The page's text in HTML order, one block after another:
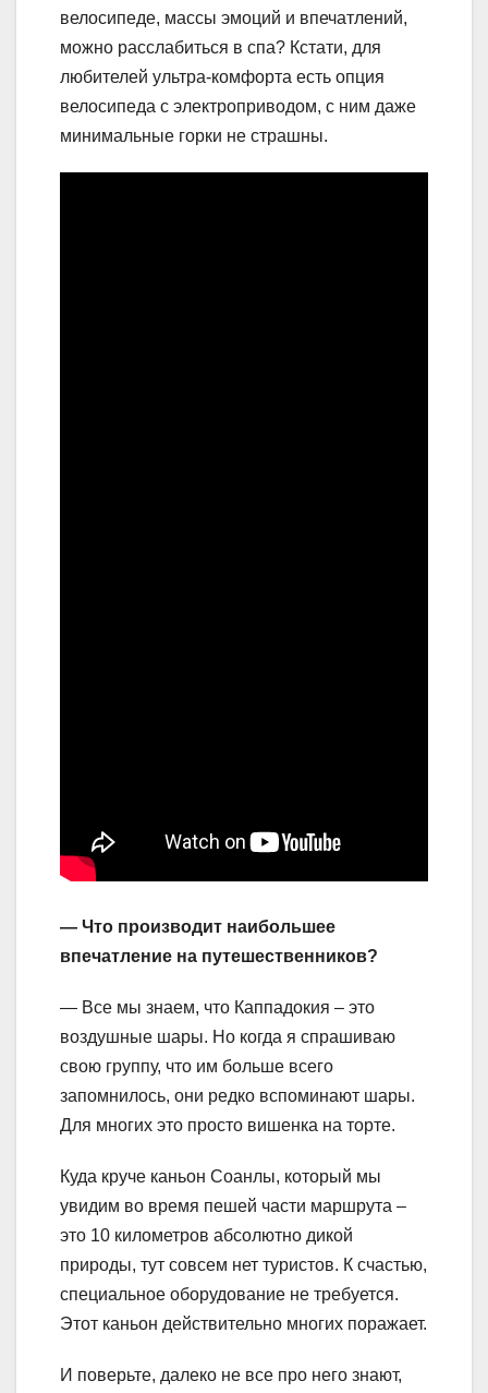
велосипеде, массы эмоций и впечатлений,
можно расслабиться в спа? Кстати, для
любителей ультра-комфорта есть опция
велосипеда с электроприводом, с ним даже
минимальные горки не страшны.
— Что производит наибольшее
впечатление на путешественников?
— Все мы знаем, что Каппадокия – это
воздушные шары. Но когда я спрашиваю
свою группу, что им больше всего
запомнилось, они редко вспоминают шары.
Для многих это просто вишенка на торте.
Куда круче каньон Соанлы, который мы
увидим во время пешей части маршрута –
это 10 километров абсолютно дикой
природы, тут совсем нет туристов. К счастью,
специальное оборудование не требуется.
Этот каньон действительно многих поражает.
И поверьте, далеко не все про него знают,